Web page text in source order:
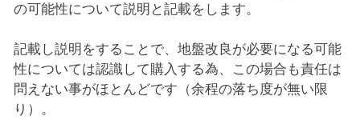
の可能性について説明と記載をします。
記載し説明をすることで、地盤改良が必要になる可能
性については認識して購入する為、この場合も責任は
問えない事がほとんどです（余程の落ち度が無い限
り）。